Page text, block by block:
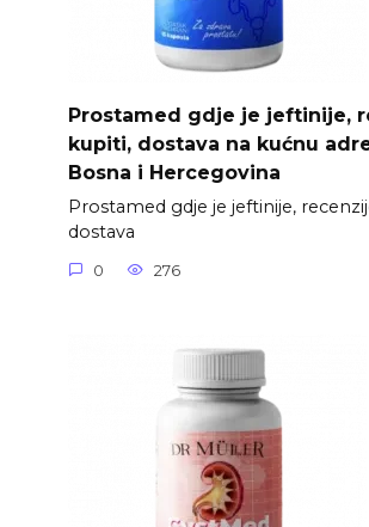
Prostamed gdje je jeftinije,
kupiti, dostava na kućnu
Bosna i Hercegovina
Prostamed gdje je jeftinije,
dostava
0 276